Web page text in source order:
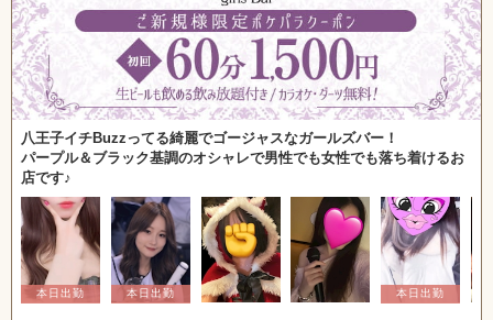
八王子イチBuzzってる綺麗でゴージャスなガールズバー！
パープル＆ブラック基調のオシャレで男性でも女性でも落ち着けるお
店です♪